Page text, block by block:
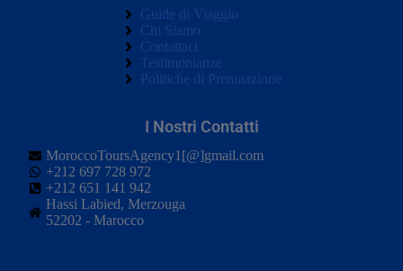
Guide di Viaggio
Chi Siamo
Contattaci
Testimonianze
Politiche di Prenotazione
I Nostri Contatti
MoroccoToursAgency1[@]gmail.com
+212 697 728 972
+212 651 141 942
Hassi Labied, Merzouga
52202 - Marocco